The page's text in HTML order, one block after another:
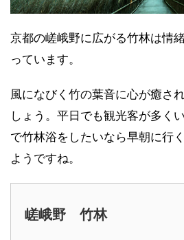
京都の嵯峨野に広がる竹林は情
っています。
風になびく竹の葉音に心が癒さ
しょう。平日でも観光客が多く
で竹林浴をしたいなら早朝に行
ようですね。
嵯峨野 竹林